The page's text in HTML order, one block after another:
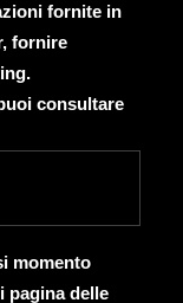
fornite in
fornire
consultare
momento
pagina delle